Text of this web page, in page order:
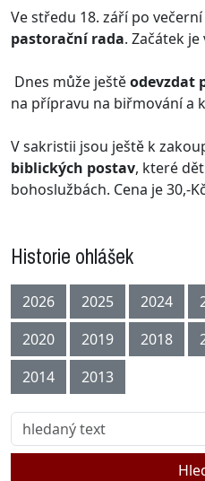
Ve středu 18. září po
pastorační rada. Začátek je
Dnes může ještěodevzdat
na přípravu na biřmování a
V sakristii jsou ještě k
biblických postav, které
bohoslužbách. Cena je 30,-
Historie ohlášek
2026 2025 2024
2020
2019 2018
2014
2013